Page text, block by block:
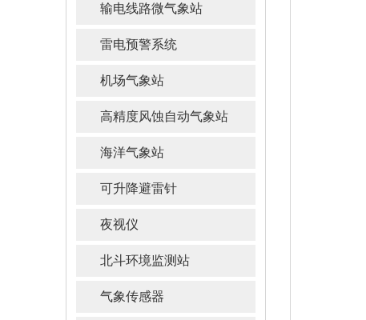
输电线路微气象站
雷电预警系统
机场气象站
高精度风蚀自动气象站
海洋气象站
可升降避雷针
夜视仪
北斗环境监测站
气象传感器